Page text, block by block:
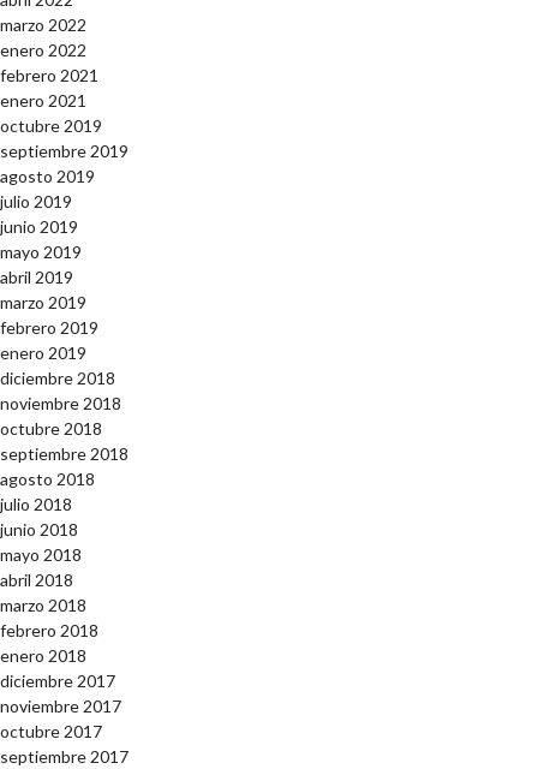
marzo 2022
enero 2022
febrero 2021
enero 2021
octubre 2019
septiembre 2019
agosto 2019
julio 2019
junio 2019
mayo 2019
abril 2019
marzo 2019
febrero 2019
enero 2019
diciembre 2018
noviembre 2018
octubre 2018
septiembre 2018
agosto 2018
julio 2018
junio 2018
mayo 2018
abril 2018
marzo 2018
febrero 2018
enero 2018
diciembre 2017
noviembre 2017
octubre 2017
septiembre 2017